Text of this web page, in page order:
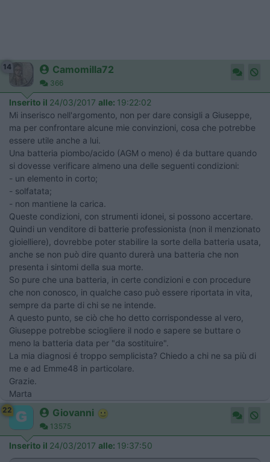
14 Camomilla72
366
Inserito il 24/03/2017 alle: 19:22:02
Mi inserisco nell'argomento, non per dare consigli a Giuseppe,
ma per confrontare alcune mie convinzioni, cosa che potrebbe
essere utile anche a lui.
Una batteria piombo/acido (AGM o meno) é da buttare quando
si dovesse verificare almeno una delle seguenti condizioni:
- un elemento in corto;
- solfatata;
- non mantiene la carica.
Queste condizioni, con strumenti idonei, si possono accertare.
Quindi un venditore di batterie professionista (non il menzionato
gioielliere), dovrebbe poter stabilire la sorte della batteria usata,
anche se non può dire quanto durerà una batteria che non
presenta i sintomi della sua morte.
So pure che una batteria, in certe condizioni e con procedure
che non conosco, in qualche caso può essere riportata in vita,
sempre da parte di chi se ne intende.
A questo punto, se ciò che ho detto corrispondesse al vero,
Giuseppe potrebbe sciogliere il nodo e sapere se buttare o
meno la batteria data per "da sostituire".
La mia diagnosi é troppo semplicista? Chiedo a chi ne sa più di
me e ad Emme48 in particolare.
Grazie.
Marta
22 Giovanni
13575
Inserito il 24/03/2017 alle: 19:37:50